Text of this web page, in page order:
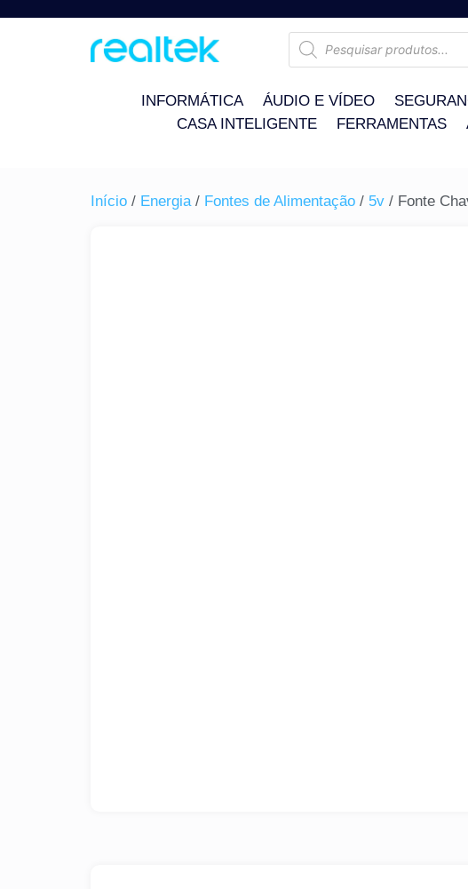
INFORMÁTICA ÁUDIO E VÍDEO
CASA INTELIGENTE
FERRAMENTAS
Início / Energia/ Fontes de Alimentação / 5v / Fonte